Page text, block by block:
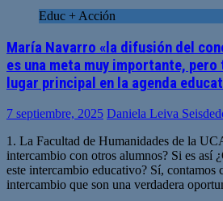
Educ + Acción
María Navarro «la difusión del
es una meta muy importante,
lugar principal en la agenda
7 septiembre, 2025 Daniela Leiva
1. La Facultad de Humanidades de la
intercambio con otros alumnos? Si es así
este intercambio educativo? Sí, contamos
intercambio que son una verdadera